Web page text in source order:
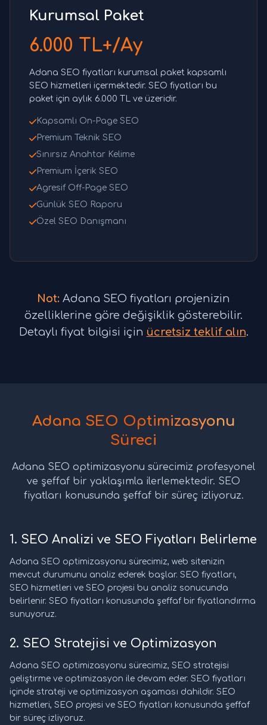
Kurumsal Paket
6.000 TL+/Ay
Adana SEO fiyatları kurumsal paket kapsamlı
SEO hizmetleri içermektedir. SEO fiyatları bu
paket için aylık 6.000 TL ve üzeridir.
Kapsamlı On-Page SEO
Premium Teknik SEO
Sınırsız Anahtar Kelime
Premium İçerik SEO
Agresif Off-Page SEO
Günlük SEO Raporu
Özel SEO Danışmanı
Not: Adana SEO fiyatları projenizin
özelliklerine göre değişiklik gösterebilir.
Detaylı fiyat bilgisi için ücretsiz teklif alın.
Adana SEO Optimizasyonu
Süreci
Adana SEO optimizasyonu sürecimiz profesyonel
ve şeffaf bir yaklaşımla ilerlemektedir. SEO
fiyatları konusunda şeffaf bir süreç izliyoruz.
1. SEO Analizi ve SEO Fiyatları Belirleme
Adana SEO optimizasyonu sürecimiz, web sitenizin
mevcut durumunu analiz ederek başlar. SEO fiyatları,
SEO hizmetleri ve SEO projesi bu analiz sonucunda
belirlenir. SEO fiyatları konusunda şeffaf bir fiyatlandırma
sunuyoruz.
2. SEO Stratejisi ve Optimizasyon
Adana SEO optimizasyonu sürecimiz, SEO stratejisi
geliştirme ve optimizasyon ile devam eder. SEO fiyatları
içinde strateji ve optimizasyon aşaması dahildir. SEO
hizmetleri, SEO projesi ve SEO fiyatları konusunda şeffaf
bir süreç izliyoruz.